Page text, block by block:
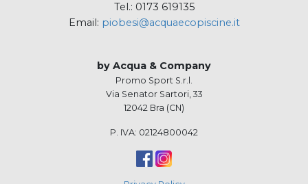
Tel.: 0173 619135
Email: piobesi@acquaecopiscine.it
by Acqua & Company
Promo Sport S.r.l.
Via Senator Sartori, 33
12042 Bra (CN)
P. IVA: 02124800042